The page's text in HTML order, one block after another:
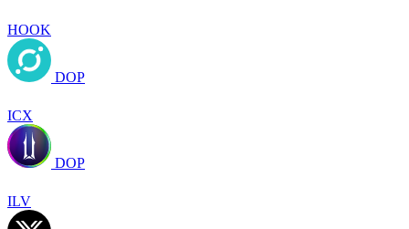
HOOK
DOP
ICX
DOP
ILV